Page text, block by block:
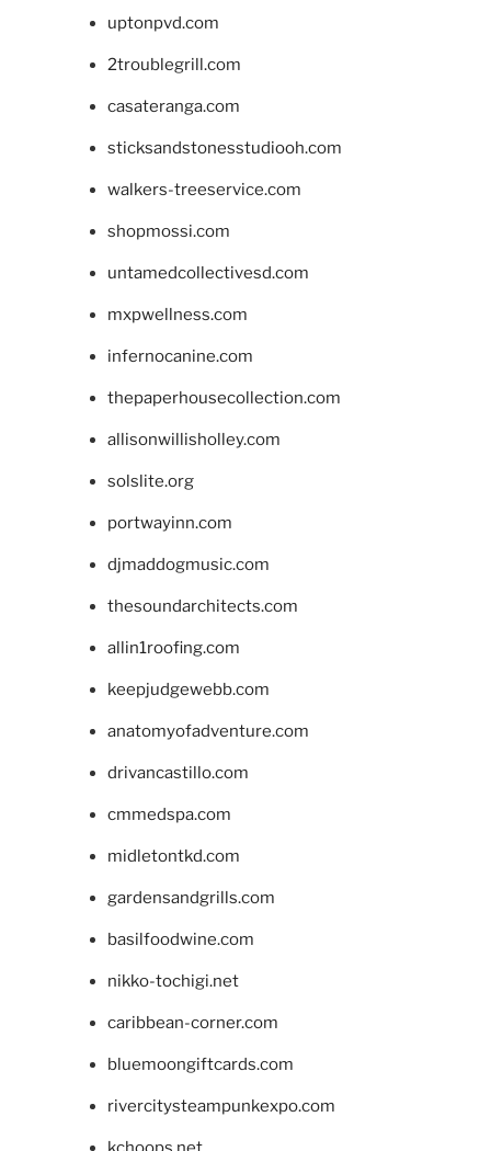
uptonpvd.com
2troublegrill.com
casateranga.com
sticksandstonesstudiooh.com
walkers-treeservice.com
shopmossi.com
untamedcollectivesd.com
mxpwellness.com
infernocanine.com
thepaperhousecollection.com
allisonwillisholley.com
solslite.org
portwayinn.com
djmaddogmusic.com
thesoundarchitects.com
allin1roofing.com
keepjudgewebb.com
anatomyofadventure.com
drivancastillo.com
cmmedspa.com
midletontkd.com
gardensandgrills.com
basilfoodwine.com
nikko-tochigi.net
caribbean-corner.com
bluemoongiftcards.com
rivercitysteampunkexpo.com